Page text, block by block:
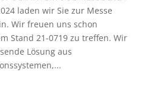
laden wir Sie zur Messe
Wir freuen uns schon
Stand 21-0719 zu treffen. Wir
Lösung aus